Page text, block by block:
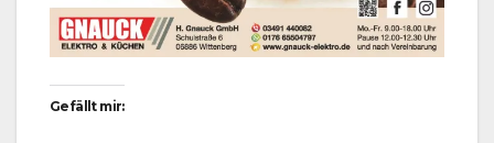
Gefällt mir: